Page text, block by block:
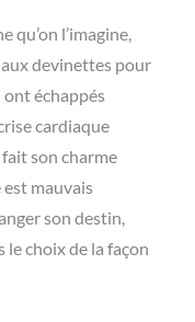
qu’on l’imagine,
devinettes pour
échappés
cardiaque
son charme
est mauvais
son destin,
le choix de la façon